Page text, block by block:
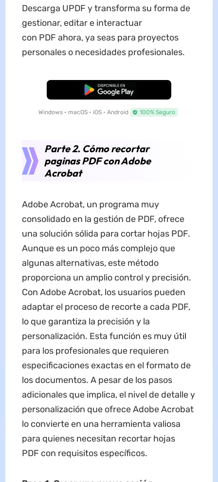
Descarga UPDF y transforma su forma de
gestionar, editar e interactuar
con PDF ahora, ya seas para proyectos
personales o necesidades profesionales.
Descarga Gratuita
Windows • macOS • iOS • Android 100% Seguro
Parte 2. Cómo recortar
paginas PDF con Adobe
Acrobat
Adobe Acrobat, un programa muy
consolidado en la gestión de PDF, ofrece
una solución sólida para cortar hojas PDF.
Aunque es un poco más complejo que
algunas alternativas, este método
proporciona un amplio control y precisión.
Con Adobe Acrobat, los usuarios pueden
adaptar el proceso de recorte a cada PDF,
lo que garantiza la precisión y la
personalización. Esta función es muy útil
para los profesionales que requieren
especificaciones exactas en el formato de
los documentos. A pesar de los pasos
adicionales que implica, el nivel de detalle y
personalización que ofrece Adobe Acrobat
lo convierte en una herramienta valiosa
para quienes necesitan recortar hojas
PDF con requisitos específicos.